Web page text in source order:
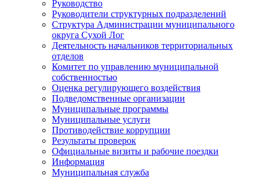
Руководство
Руководители структурных подразделений
Структура Администрации муниципального
округа Сухой Лог
Деятельность начальников территориальных
отделов
Комитет по управлению муниципальной
собственностью
Оценка регулирующего воздействия
Подведомственные организации
Муниципальные программы
Муниципальные услуги
Противодействие коррупции
Результаты проверок
Официальные визиты и рабочие поездки
Информация
Муниципальная служба